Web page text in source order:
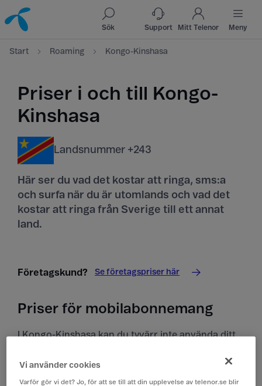
Till innehåll
Till sök
Sök Support Mitt Telenor Meny
Start Roaming Kongo-Kinshasa
Priser i och till Kongo-
Kinshasa
Landsnummer +243
Här ser du vad det kostar att ringa, sms:a
och surfa när du är utomlands och vad det
kostar att ringa från Sverige till ett annat
land.
Företagskund? Se företagspriser här
Priser för mobilabonnemang
I Kongo-Kinshasa kan du tyvärr inte använda ditt
Priser i Kongo-Kinshasa
Vi använder cookies
Varför gör vi det? Jo, för att se till att din upplevelse av telenor.se blir